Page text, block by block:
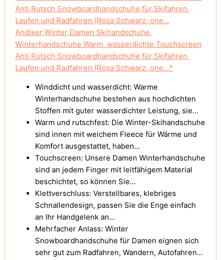
Andiker Winter Damen Skihandschuhe,
Winterhandschuhe Warm, wasserdichte Touchscreen
Anti Rutsch Snowboardhandschuhe für Skifahren,
Laufen und Radfahren (Rosa Schwarz, one...*
Winddicht und wasserdicht: Warme
Winterhandschuhe bestehen aus hochdichten
Stoffen mit guter wasserdichter Leistung, sie...
Warm und rutschfest: Die Winter-Skihandschuhe
sind innen mit weichem Fleece für Wärme und
Komfort ausgestattet, haben...
Touchscreen: Unsere Damen Winterhandschuhe
sind an jedem Finger mit leitfähigem Material
beschichtet, so können Sie...
Klettverschluss: Verstellbares, klebriges
Schnallendesign, passen Sie die Enge einfach
an Ihr Handgelenk an...
Mehrfacher Anlass: Winter
Snowboardhandschuhe für Damen eignen sich
sehr gut zum Radfahren, Wandern, Autofahren...